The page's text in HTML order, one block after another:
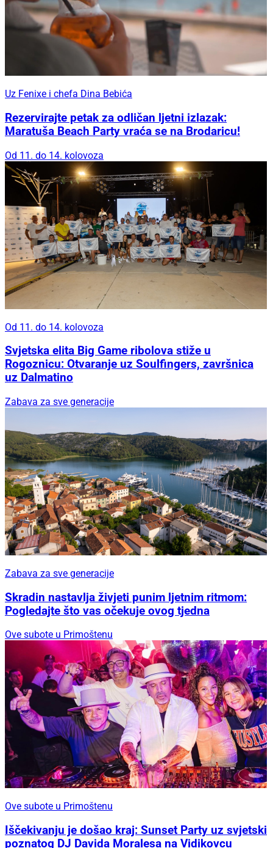
Uz Fenixe i chefa Dina Bebića
Rezervirajte petak za odličan ljetni izlazak:
Maratuša Beach Party vraća se na Brodaricu!
Od 11. do 14. kolovoza
Od 11. do 14. kolovoza
Svjetska elita Big Game ribolova stiže u
Rogoznicu: Otvaranje uz Soulfingers, završnica
uz Dalmatino
Zabava za sve generacije
Zabava za sve generacije
Skradin nastavlja živjeti punim ljetnim ritmom:
Pogledajte što vas očekuje ovog tjedna
Ove subote u Primoštenu
Ove subote u Primoštenu
Iščekivanju je došao kraj: Sunset Party uz svjetski
poznatog DJ Davida Moralesa na Vidikovcu